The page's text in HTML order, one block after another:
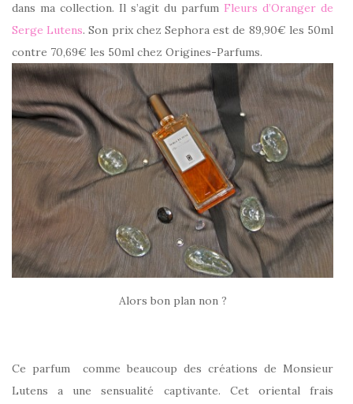
dans ma collection. Il s’agit du parfum Fleurs d’Oranger de
Serge Lutens. Son prix chez Sephora est de 89,90€ les 50ml
contre 70,69€ les 50ml chez Origines-Parfums.
Alors bon plan non ?
Ce parfum comme beaucoup des créations de Monsieur
Lutens a une sensualité captivante. Cet oriental frais